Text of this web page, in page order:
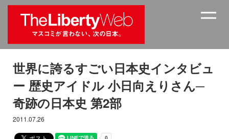
世界に誇るすごい日本史インタビュ
ー 歴史アイドル 小日向えりさん─
奇跡の日本史 第2部
2011.07.26